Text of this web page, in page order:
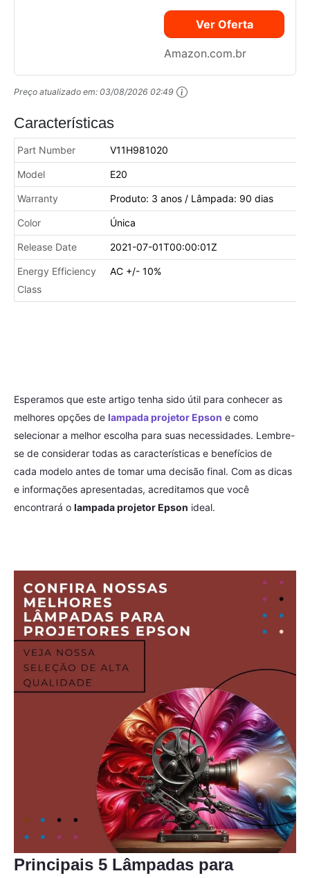
Ver Oferta
Amazon.com.br
Preço atualizado em: 03/08/2026 02:49
Características
Part Number V11H981020
Model E20
Warranty Produto: 3 anos / Lâmpada: 90 dias
Color Única
Release Date 2021-07-01T00:00:01Z
Energy Efficiency
Class
AC +/- 10%
Esperamos que este artigo tenha sido útil para conhecer as
melhores opções de lampada projetor Epson e como
selecionar a melhor escolha para suas necessidades. Lembre-
se de considerar todas as características e benefícios de
cada modelo antes de tomar uma decisão final. Com as dicas
e informações apresentadas, acreditamos que você
encontrará o lampada projetor Epson ideal.
Principais 5 Lâmpadas para